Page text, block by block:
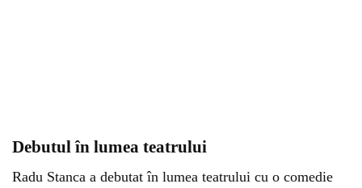
Debutul în lumea teatrului
Radu Stanca a debutat în lumea teatrului cu o comedie